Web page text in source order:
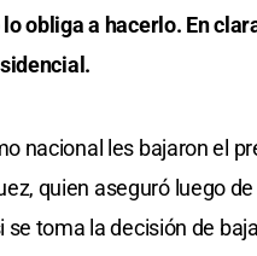
obliga a hacerlo. En
nacional les bajaron el
quien aseguró luego
toma la decisión de